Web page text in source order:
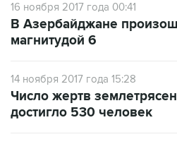
16 ноября 2017 года 00:41
В Азербайджане
магнитудой 6
14 ноября 2017 года 15:28
Число жертв
достигло 530 человек